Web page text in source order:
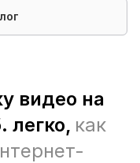
видео на
легко, как